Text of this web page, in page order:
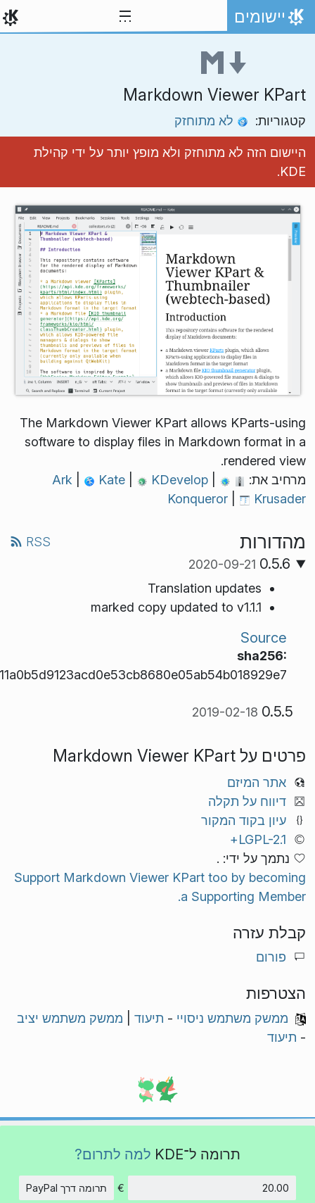
דילוג לתוכן
אתר הבית
יישומים
Markdown Viewer KPart
קטגוריות: לא מתוחזק
היישום הזה לא מתוחזק ולא מופץ יותר על ידי קהילת
KDE.
The Markdown Viewer KPart allows KParts-using
software to display files in Markdown format in a
rendered view.
מרחיב את:
Kate KDevelop
Konqueror
Krusader
מהדורות RSS
0.5.6
2020-09-21
Translation updates
marked copy updated to v1.1.1
Source
sha256:
0.5.5
2019-02-18
פרטים על Markdown Viewer KPart
אתר המיזם
דיווח על תקלה
עיון בקוד המקור
LGPL-2.1+
נתמך על ידי: .
Support Markdown Viewer KPart too by becoming
a Supporting Member.
קבלת עזרה
פורום
הצטרפות
ממשק משתמש ניסויי - תיעוד
ממשק משתמש יציב
- תיעוד
תרומה ל־KDE למה לתרום?
€ תרומה דרך PayPal